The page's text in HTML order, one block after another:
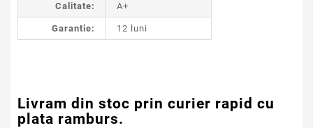
Calitate: A+
Garantie: 12 luni
Livram din stoc prin curier rapid cu
plata ramburs.